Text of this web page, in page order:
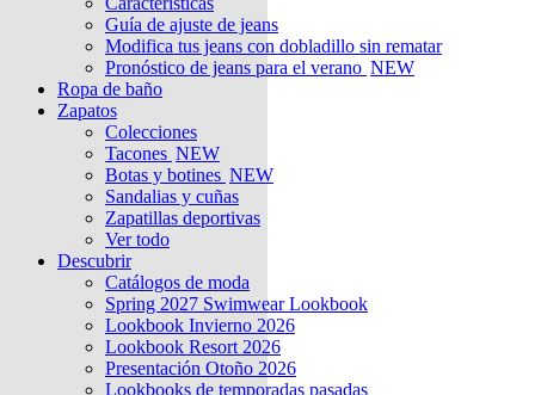
Guía de ajuste de jeans
Modifica tus jeans con dobladillo sin rematar
Pronóstico de jeans para el verano NEW
Ropa de baño
Zapatos
Colecciones
Tacones NEW
Botas y botines NEW
Sandalias y cuñas
Zapatillas deportivas
Ver todo
Descubrir
Catálogos de moda
Spring 2027 Swimwear Lookbook
Lookbook Invierno 2026
Lookbook Resort 2026
Presentación Otoño 2026
Lookbooks de temporadas pasadas